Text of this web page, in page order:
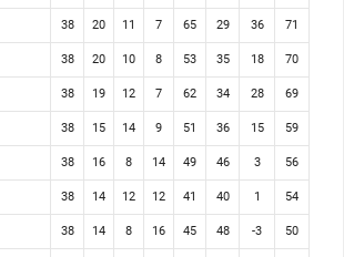
38 20 11 7 65 29 36 71
38 20 10 8 53 35 18 70
38 19 12 7 62 34 28 69
38 15 14 9 51 36 15 59
38 16 8 14 49 46 3 56
38 14 12 12 41 40 1 54
38 14 8 16 45 48 -3 50